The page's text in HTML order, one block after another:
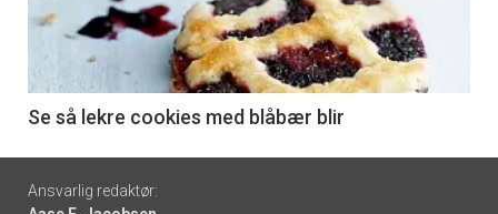
nå
6
Se så lekre cookies med blåbær blir
Footer
Ansvarlig redaktør: